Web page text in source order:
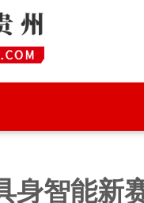
身智能新